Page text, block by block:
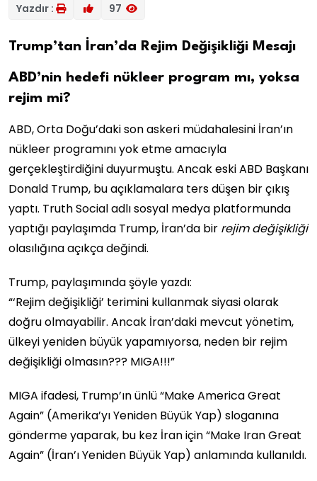
Yazdır : 97
Trump’tan İran’da Rejim Değişikliği Mesajı
ABD’nin hedefi nükleer program mı, yoksa
rejim mi?
ABD, Orta Doğu’daki son askeri müdahalesini İran’ın
nükleer programını yok etme amacıyla
gerçekleştirdiğini duyurmuştu. Ancak eski ABD Başkanı
Donald Trump, bu açıklamalara ters düşen bir çıkış
yaptı. Truth Social adlı sosyal medya platformunda
yaptığı paylaşımda Trump, İran’da bir rejim değişikliği
olasılığına açıkça değindi.
Trump, paylaşımında şöyle yazdı:
“‘Rejim değişikliği’ terimini kullanmak siyasi olarak
doğru olmayabilir. Ancak İran’daki mevcut yönetim,
ülkeyi yeniden büyük yapamıyorsa, neden bir rejim
değişikliği olmasın??? MIGA!!!”
MIGA ifadesi, Trump’ın ünlü “Make America Great
Again” (Amerika’yı Yeniden Büyük Yap) sloganına
gönderme yaparak, bu kez İran için “Make Iran Great
Again” (İran’ı Yeniden Büyük Yap) anlamında kullanıldı.